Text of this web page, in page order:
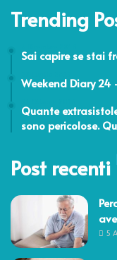
Trending
Sai capire se stai
Weekend Diary 24
Quante
sono pericolose.
Post recenti
5